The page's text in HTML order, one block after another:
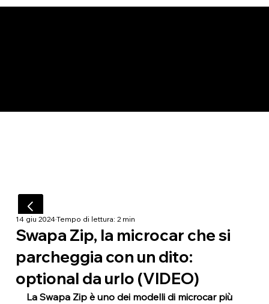
Swapa Zip, la microcar che si
parcheggia con un dito:
optional da urlo (VIDEO)
14 giu 2024Tempo di lettura: 2 min
La Swapa Zip è uno dei modelli di microcar più